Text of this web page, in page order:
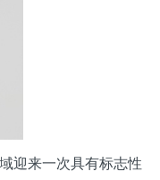
迎来一次具有标志性